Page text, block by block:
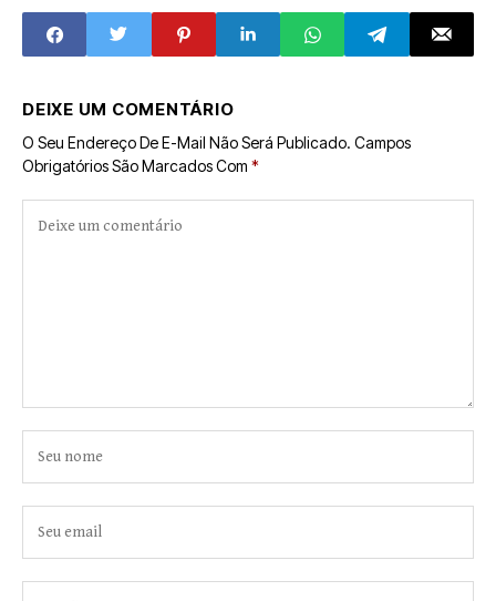
pelo CRAS
DEIXE UM COMENTÁRIO
O Seu Endereço De E-Mail Não Será Publicado. Campos
Obrigatórios São Marcados Com *